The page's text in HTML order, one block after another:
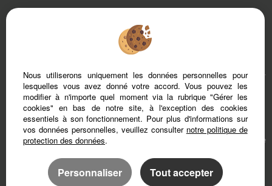
Bareme d'honoraires
Afin de vous offrir un confort de lecture permanent, depuis votre PC, votre tablette
d'écrans
Nous utiliserons uniquement les données personnelles pour
lesquelles vous avez donné votre accord. Vous pouvez les
modifier à n'importe quel moment via la rubrique "Gérer les
cookies" en bas de notre site, à l'exception des cookies
essentiels à son fonctionnement. Pour plus d'informations sur
vos données personnelles, veuillez consulter notre politique de
protection des données.
Personnaliser Tout accepter